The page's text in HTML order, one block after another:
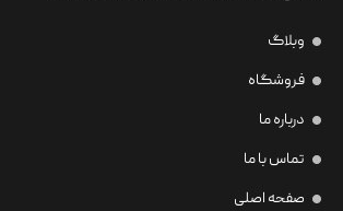
وبلاگ
فروشگاه
درباره ما
تماس با ما
صفحه اصلی